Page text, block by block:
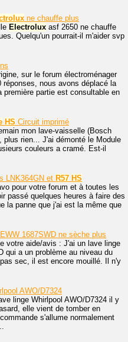
ne chauffe plus
Electrolux asf 2650 ne chauffe
Quelqu'un pourrait-il m'aider svp
sur le forum électroménager
réponses, nous avons déplacé la
partie est consultable en
HS Circuit imprimé
mon lave-vaisselle (Bosch
plus rien... J'ai démonté le Module
couleurs a cramé. Est-il
LNK364GN et R57 HS
pour votre forum et à toutes les
passé quelques heures à faire des
la panne que j'ai est la même que
EWW 1687SWD ne sèche plus
votre aide/avis : J'ai un lave linge
qui a un problème au niveau du
sec, il est encore mouillé. Il n'y
AWO/D7324
linge Whirlpool AWO/D7324 il y
elle vient de tomber en
s'allume normalement